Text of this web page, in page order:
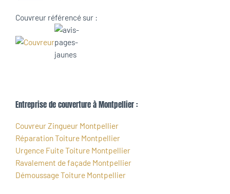
Couvreur référencé sur :
Entreprise de couverture à Montpellier :
Couvreur Zingueur Montpellier
Réparation Toiture Montpellier
Urgence Fuite Toiture Montpellier
Ravalement de façade Montpellier
Démoussage Toiture Montpellier